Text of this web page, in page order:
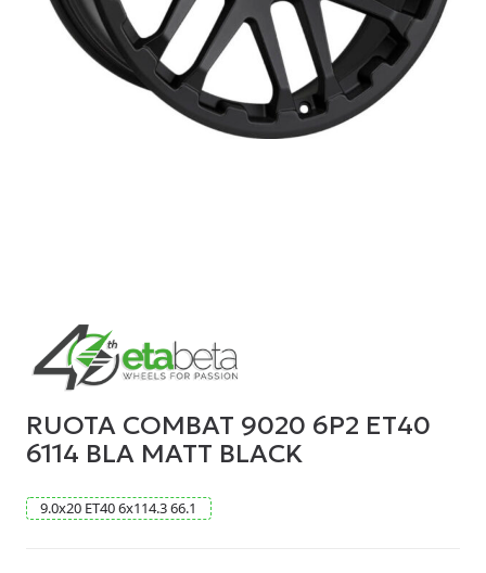
RUOTA COMBAT 9020 6P2 ET40
6114 BLA MATT BLACK
9.0x20 ET406x114.366.1